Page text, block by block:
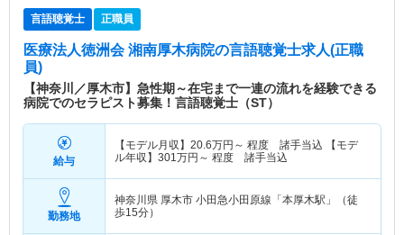
言語聴覚士 正職員
医療法人徳洲会 湘南厚木病院の言語聴覚士求人(正職
員)
【神奈川／厚木市】急性期～在宅まで一連の流れを経験できる
病院でのセラピスト募集！言語聴覚士（ST）
給与
【モデル月収】 20.6万円～ 程度 諸手当込 【モデ
ル年収】 301万円～ 程度 諸手当込
勤務地
神奈川県 厚木市 小田急小田原線「本厚木駅」（徒
歩15分）